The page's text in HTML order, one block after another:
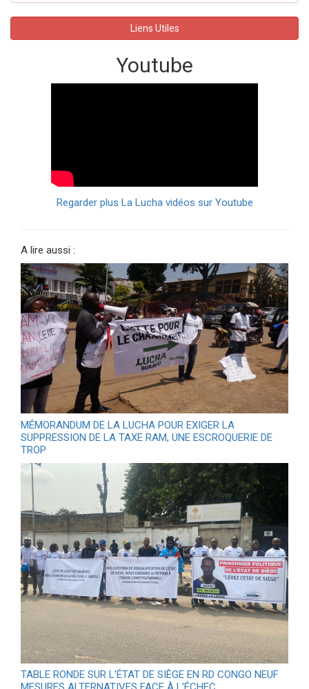
Liens Utiles
Youtube
Regarder plus La Lucha vidéos sur Youtube
A lire aussi :
MÉMORANDUM DE LA LUCHA POUR EXIGER LA
SUPPRESSION DE LA TAXE RAM, UNE ESCROQUERIE DE
TROP
TABLE RONDE SUR L’ÉTAT DE SIÈGE EN RD CONGO NEUF